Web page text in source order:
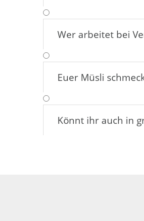
Weil es uns sehr
mal ent­sorgt werden,
Wer arbeitet bei
Euer Müsli
Könnt ihr auch in